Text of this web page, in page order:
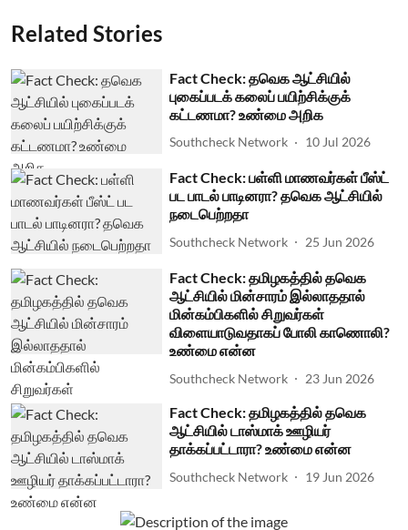
Related Stories
Fact Check: தவெக ஆட்சியில்
புகைப்படக் கலைப் பயிற்சிக்குக்
கட்டணமா? உண்மை அறிக
Southcheck Network 10 Jul 2026
Fact Check: பள்ளி மாணவர்கள் பீஸ்ட்
பட பாடல் பாடினரா? தவெக ஆட்சியில்
நடைபெற்றதா
Southcheck Network 25 Jun 2026
Fact Check: தமிழகத்தில் தவெக
ஆட்சியில் மின்சாரம் இல்லாததால்
மின்கம்பிகளில் சிறுவர்கள்
விளையாடுவதாகப் போலி காணொலி?
உண்மை என்ன
Southcheck Network 23 Jun 2026
Fact Check: தமிழகத்தில் தவெக
ஆட்சியில் டாஸ்மாக் ஊழியர்
தாக்கப்பட்டாரா? உண்மை என்ன
Southcheck Network 19 Jun 2026